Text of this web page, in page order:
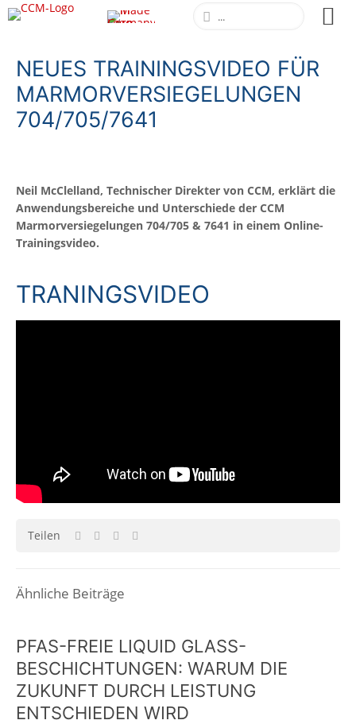
NEUES TRAININGSVIDEO FÜR
MARMORVERSIEGELUNGEN
704/705/7641
Neil McClelland, Technischer Direkter von CCM, erklärt die
Anwendungsbereiche und Unterschiede der CCM
Marmorversiegelungen 704/705 & 7641 in einem Online-
Trainingsvideo.
TRANINGSVIDEO
Teilen
Ähnliche Beiträge
PFAS-FREIE LIQUID GLASS-
BESCHICHTUNGEN: WARUM DIE
ZUKUNFT DURCH LEISTUNG
ENTSCHIEDEN WIRD